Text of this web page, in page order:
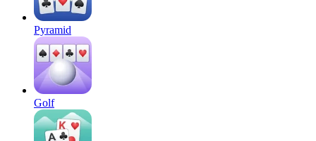
Pyramid
Golf